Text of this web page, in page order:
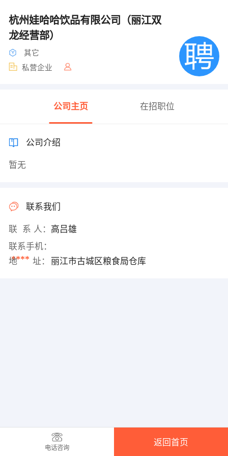
杭州娃哈哈饮品有限公司（丽江双
龙经营部）
其它
私营企业
公司主页 在招职位
公司介绍
暂无
联系我们
联 系 人： 高吕雄
联系手机：
****
地 址： 丽江市古城区粮食局仓库
电话咨询
返回首页